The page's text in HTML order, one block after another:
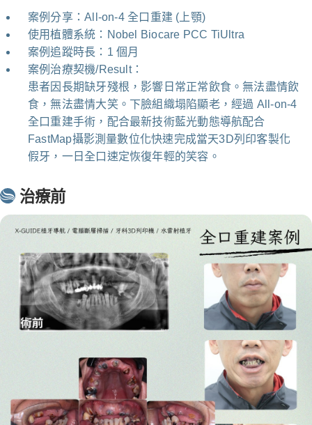
案例分享：All-on-4 全口重建 (上顎)
使用植體系統：Nobel Biocare PCC TiUltra
案例追蹤時長：1 個月
案例治療契機/Result：
患者因長期缺牙殘根，影響日常正常飲食。無法盡情飲
食，無法盡情大笑。下臉組織塌陷顯老，經過 All-on-4
全口重建手術，配合最新技術藍光動態導航配合
FastMap攝影測量數位化快速完成當天3D列印客製化
假牙，一日全口速定恢復年輕的笑容。
治療前